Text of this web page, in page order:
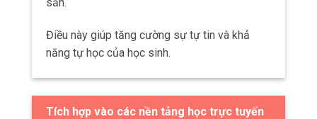
sẵn.
Điều này giúp tăng cường sự tự tin và khả
năng tự học của học sinh.
Tích hợp vào các nền tảng học trực tuyến